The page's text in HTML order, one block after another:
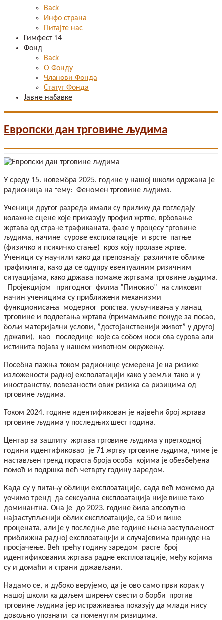
Back
Инфо страна
Питајте нас
Гимфест 14
Фонд
Back
О Фонду
Чланови Фонда
Статут Фонда
Јавне набавке
Европски дан трговине људима
У среду 15. новембра 2025. године у нашој школи одржана је
радионица на тему: Феномен трговине људима.
Ученици другог разреда имали су прилику да погледају
колажне сцене које приказују профил жртве, врбовање
жртава од стране трафиканата, фазе у процесу трговине
људима, начине сурове експлоатације и врсте патње
(физичко и психичко стање) кроз коју пролазе жртве.
Ученици су научили како да препознају различите облике
трафикинга, како да се одупру евентуалним ризичним
ситуацијама, како држава помаже жртвама трговине људима.
Пројекцијом пригодног филма ”Пинокио” на сликовит
начин ученицима су приближени механизми
функционисања модерног ропства, укључивања у ланац
трговине и подлегања жртава (примамљиве понуде за посао,
бољи материјални услови, ”достојанственији живот” у другој
држави), као последице које са собом носи ова сурова али
истинита појава у нашем животном окружењу.
Посебна пажња током радионице усмерена је на ризике
изложености радној експолатацији како у земљи тако и у
иностранству, повезаности ових ризика са ризицима од
трговине људима.
Током 2024. године идентификован је највећи број жртава
трговине људима у последњих шест година.
Центар за заштиту жртава трговине људима у претходној
години идентификовао је 71 жртву трговине људима, чиме је
настављен тренд пораста броја особа којима је обезбеђена
помоћ и подршка већ четврту годину заредом.
Када су у питању облици експлоатације, сада већ можемо да
уочимо тренд да сексуална експлоатација није више тако
доминантна. Она је до 2023. године била апсолутно
најзаступљенији облик експлоатације, са 50 и више
процената, али је у последње две године њена заступљеност
приближна радној експлоатацији и случајевима принуде на
просјачење. Већ трећу годину заредом расте број
идентификованих жртава радне експлоатације, међу којима
су и домаћи и страни држављани.
Надамо се, и дубоко верујемо, да је ово само први корак у
нашој школи ка даљем ширењу свести о борби против
трговине људима јер истраживања показују да млади нису
довољно упознати са поменутим ризицима.